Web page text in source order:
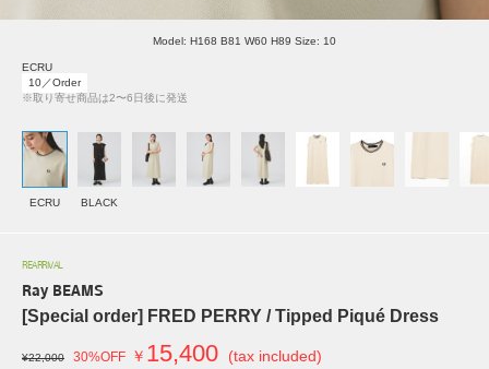
Model: H168 B81 W60 H89 Size: 10
ECRU
10／Order
※取り寄せ商品は2〜6日後に発送
ECRU BLACK
REARRIVAL
Ray BEAMS
[Special order] FRED PERRY / Tipped Piqué Dress
¥22,000 30%OFF ￥ 15,400 (tax included)